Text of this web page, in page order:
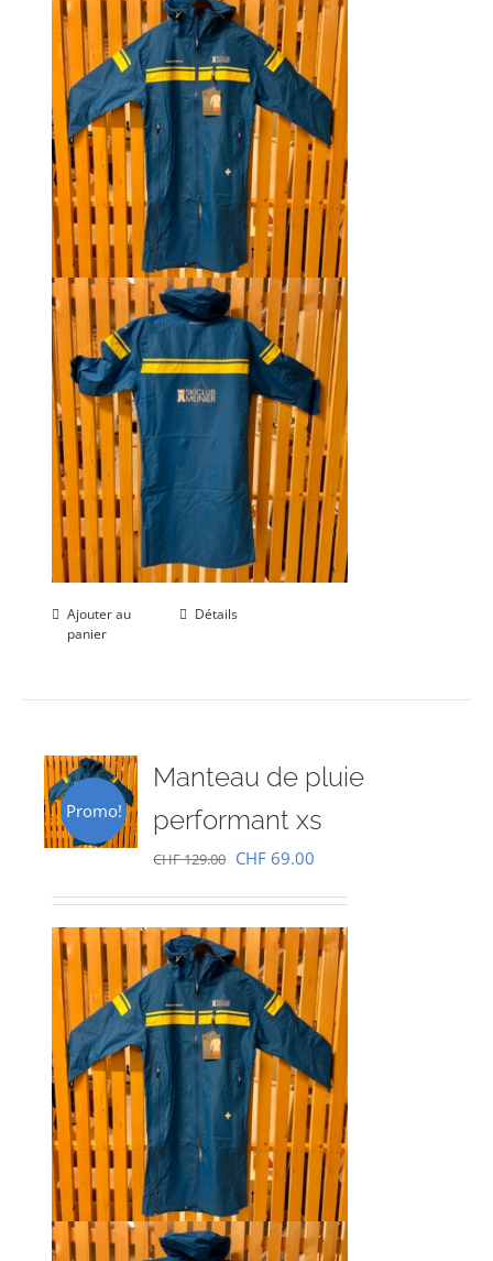
était :
CHF 129.00.
est :
CHF 69.00.
Ajouter au
panier
Détails
Promo!
Manteau de pluie
performant xs
CHF129.00 Le
initial
était :
CHF 129.00.
CHF 69.00
actuel
est :
CHF 69.00.